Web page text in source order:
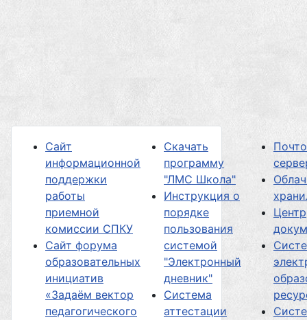
Сайт
информационной
поддержки
работы
приемной
комиссии СПКУ
Сайт форума
образовательных
инициатив
«Задаём вектор
педагогического
Скачать
программу
"ЛМС Школа"
Инструкция о
порядке
пользования
системой
"Электронный
дневник"
Система
аттестации
Центр